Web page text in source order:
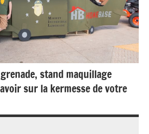
stand maquillage
sur la kermesse de votre